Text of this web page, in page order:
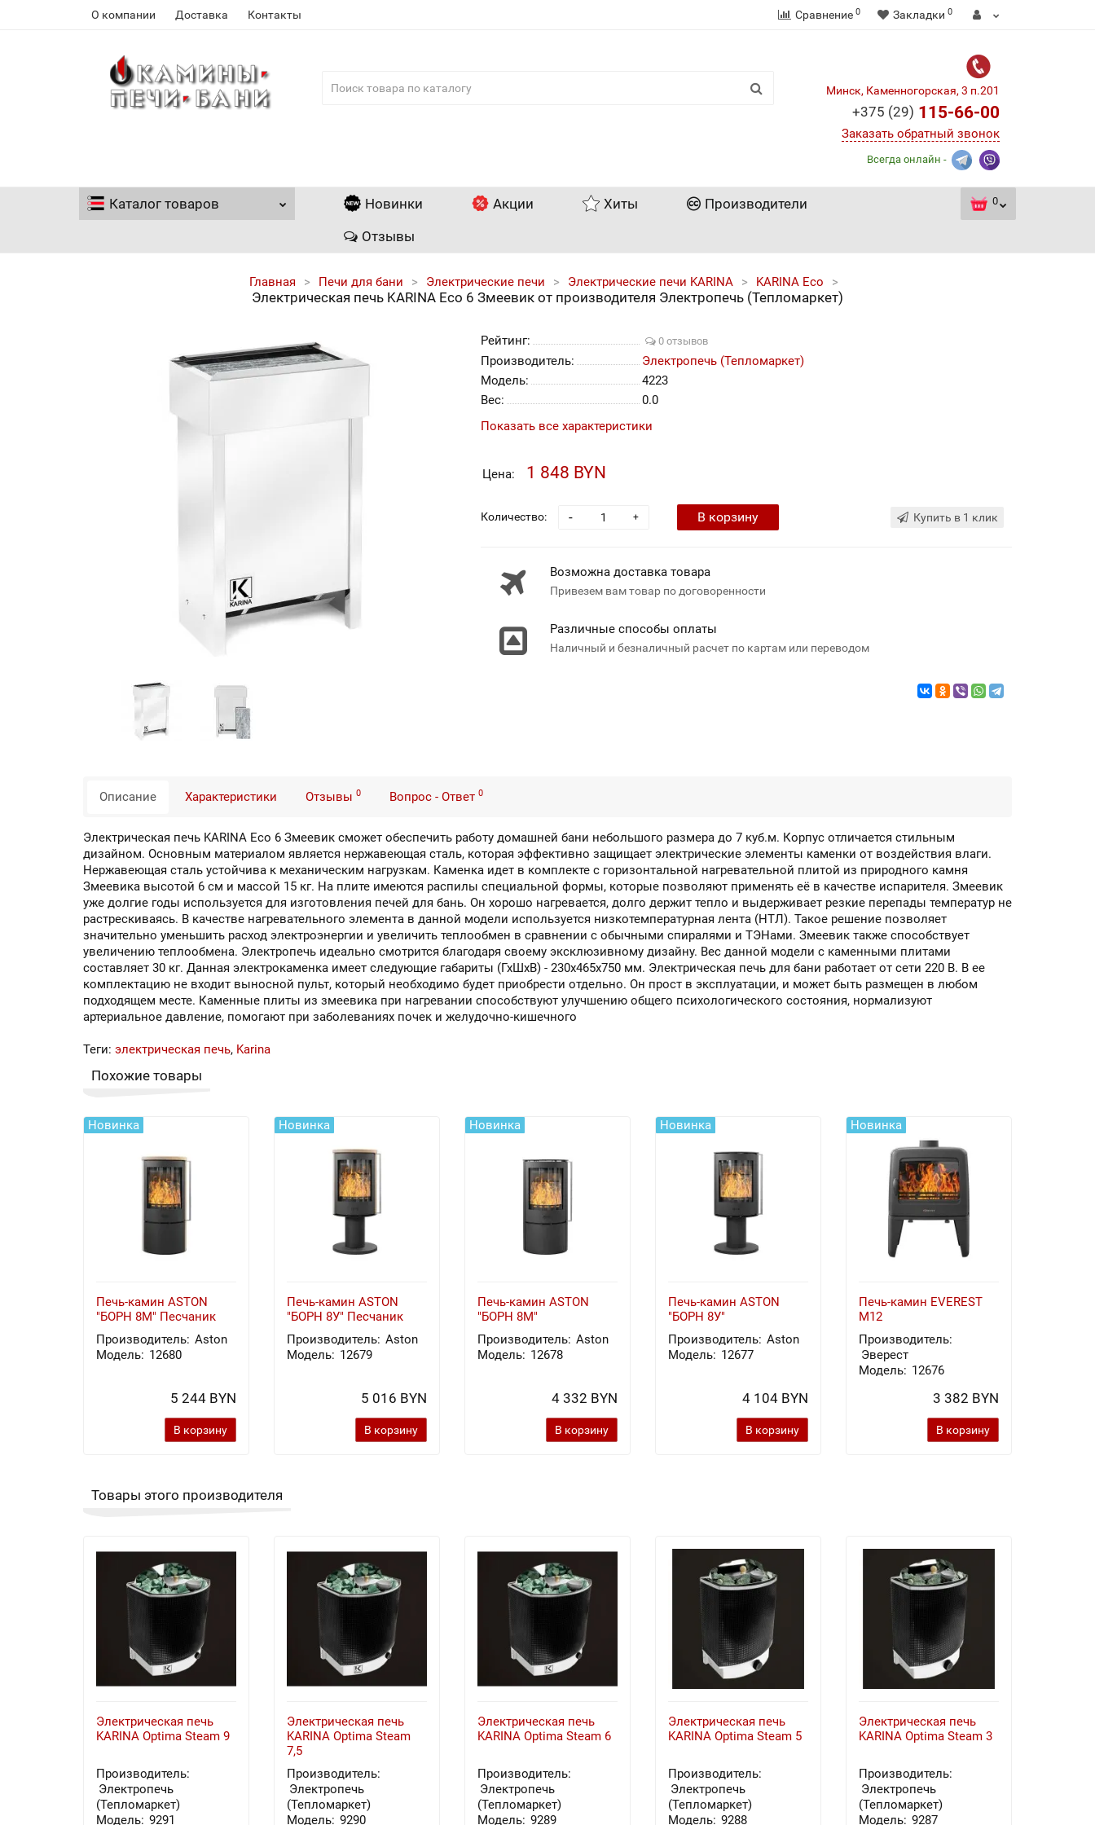
О компании Доставка Контакты Сравнение 0 Закладки 0
Минск, Каменногорская, 3 п.201
+375 (29) 115-66-00
Заказать обратный звонок
Всегда онлайн -
Каталог товаров Новинки Акции Хиты
Производители
Отзывы
0
Главная Печи для бани Электрические печи Электрические печи KARINA KARINA Eco
Электрическая печь KARINA Eco 6 Змеевик от производителя Электропечь (Тепломаркет)
Рейтинг: 0 отзывов
Производитель:
Электропечь (Тепломаркет)
Модель:
4223
Вес:
0.0
Показать все характеристики
Цена: 1 848 BYN
Количество: +
- В корзину Купить в 1 клик
Возможна доставка товара
Привезем вам товар по договоренности
Различные способы оплаты
Наличный и безналичный расчет по картам или переводом
Описание Характеристики Отзывы 0 Вопрос - Ответ 0
Электрическая печь KARINA Eco 6 Змеевик сможет обеспечить работу домашней бани небольшого размера до 7 куб.м. Корпус отличается стильным
дизайном. Основным материалом является нержавеющая сталь, которая эффективно защищает электрические элементы каменки от воздействия влаги.
Нержавеющая сталь устойчива к механическим нагрузкам. Каменка идет в комплекте с горизонтальной нагревательной плитой из природного камня
Змеевика высотой 6 см и массой 15 кг. На плите имеются распилы специальной формы, которые позволяют применять её в качестве испарителя. Змеевик
уже долгие годы используется для изготовления печей для бань. Он хорошо нагревается, долго держит тепло и выдерживает резкие перепады температур не
растрескиваясь. В качестве нагревательного элемента в данной модели используется низкотемпературная лента (НТЛ). Такое решение позволяет
значительно уменьшить расход электроэнергии и увеличить теплообмен в сравнении с обычными спиралями и ТЭНами. Змеевик также способствует
увеличению теплообмена. Электропечь идеально смотрится благодаря своему эксклюзивному дизайну. Вес данной модели с каменными плитами
составляет 30 кг. Данная электрокаменка имеет следующие габариты (ГхШхВ) - 230х465х750 мм. Электрическая печь для бани работает от сети 220 В. В ее
комплектацию не входит выносной пульт, который необходимо будет приобрести отдельно. Он прост в эксплуатации, и может быть размещен в любом
подходящем месте. Каменные плиты из змеевика при нагревании способствуют улучшению общего психологического состояния, нормализуют
артериальное давление, помогают при заболеваниях почек и желудочно-кишечного
Теги: электрическая печь, Karina
Похожие товары
Новинка
Печь-камин ASTON
"БОРН 8М" Песчаник
Производитель: Aston
Модель: 12680
5 244 BYN
В корзину
Новинка
Печь-камин ASTON
"БОРН 8У" Песчаник
Производитель: Aston
Модель: 12679
5 016 BYN
В корзину
Новинка
Печь-камин ASTON
"БОРН 8М"
Производитель: Aston
Модель: 12678
4 332 BYN
В корзину
Новинка
Печь-камин ASTON
"БОРН 8У"
Производитель: Aston
Модель: 12677
4 104 BYN
В корзину
Новинка
Печь-камин EVEREST
M12
Производитель:
Эверест
Модель: 12676
3 382 BYN
В корзину
Товары этого производителя
Электрическая печь
KARINA Optima Steam 9
Производитель:
Электропечь
(Тепломаркет)
Модель: 9291
Электрическая печь
KARINA Optima Steam
7,5
Производитель:
Электропечь
(Тепломаркет)
Модель: 9290
Электрическая печь
KARINA Optima Steam 6
Производитель:
Электропечь
(Тепломаркет)
Модель: 9289
Электрическая печь
KARINA Optima Steam 5
Производитель:
Электропечь
(Тепломаркет)
Модель: 9288
Электрическая печь
KARINA Optima Steam 3
Производитель:
Электропечь
(Тепломаркет)
Модель: 9287